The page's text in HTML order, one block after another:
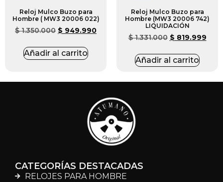
Reloj Mulco Buzo para
Hombre ( MW3 20006 022)
$1.350.000 $ 949.990
Añadir al carrito
Reloj Mulco Buzo para
Hombre (MW3 20006 742)
LIQUIDACIÓN
$1.331.000 $ 819.999
Añadir al carrito
CATEGORÍAS DESTACADAS
RELOJES PARA HOMBRE